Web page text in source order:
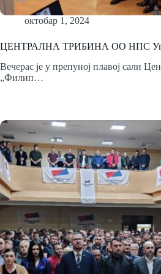
октобар 1, 2024
ЦЕНТРАЛНА ТРИБИНА ОО НПС
Вечерас је у препуној плавој сали
„Филип…